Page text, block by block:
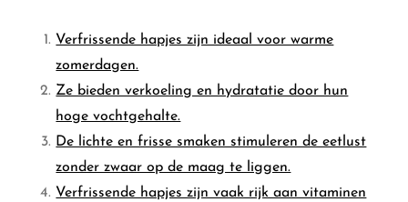
Verfrissende hapjes zijn ideaal voor warme
zomerdagen.
Ze bieden verkoeling en hydratatie door hun
hoge vochtgehalte.
De lichte en frisse smaken stimuleren de eetlust
zonder zwaar op de maag te liggen.
Verfrissende hapjes zijn vaak rijk aan vitaminen